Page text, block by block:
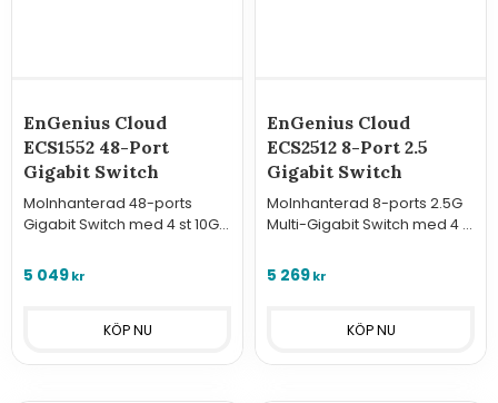
EnGenius Cloud
ECS1552 48-Port
Gigabit Switch
Molnhanterad 48-ports
Gigabit Switch med 4 st 10G
prestanda och maximal
5 049kr
EnGenius Cloud
ECS2512 8-Port 2.5
Gigabit Switch
Molnhanterad 8-ports 2.5G
Multi-Gigabit Switch med 4 st
nätverksprestanda för Wi-Fi
5 269kr